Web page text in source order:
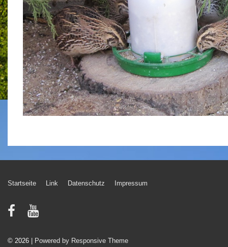
Footer-
Menü
Startseite Link Datenschutz Impressum
© 2026 | Powered by Responsive Theme